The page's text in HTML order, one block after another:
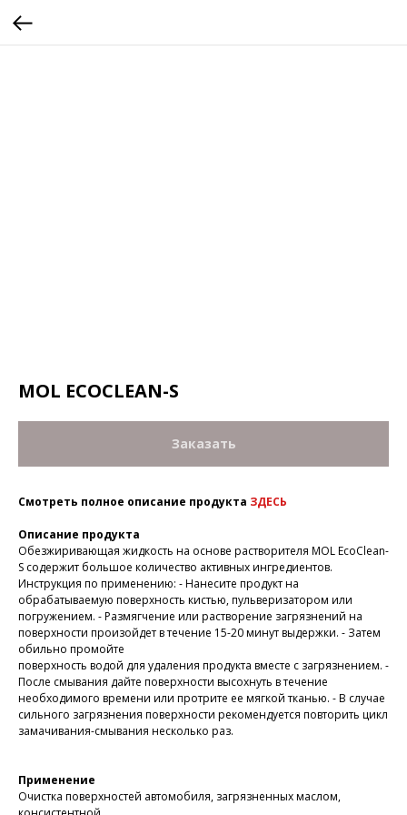
MOL ECOCLEAN-S
Заказать
Смотреть полное описание продукта ЗДЕСЬ
Описание продукта
Обезжиривающая жидкость на основе растворителя MOL EcoClean-
S содержит большое количество активных ингредиентов.
Инструкция по применению: - Нанесите продукт на
обрабатываемую поверхность кистью, пульверизатором или
погружением. - Размягчение или растворение загрязнений на
поверхности произойдет в течение 15-20 минут выдержки. - Затем
обильно промойте
поверхность водой для удаления продукта вместе с загрязнением. -
После смывания дайте поверхности высохнуть в течение
необходимого времени или протрите ее мягкой тканью. - В случае
сильного загрязнения поверхности рекомендуется повторить цикл
замачивания-смывания несколько раз.
Применение
Очистка поверхностей автомобиля, загрязненных маслом,